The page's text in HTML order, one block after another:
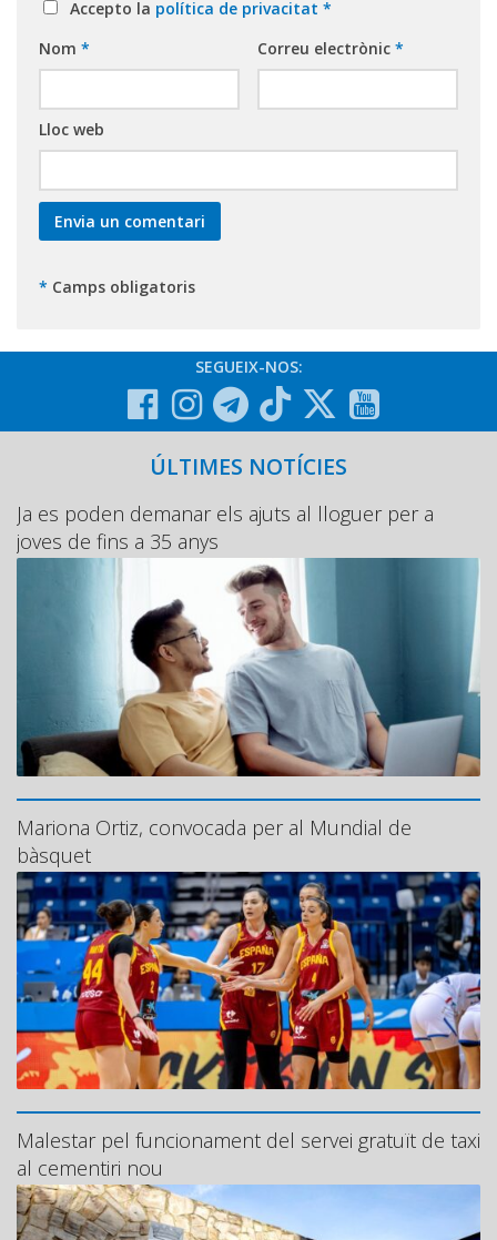
Accepto la política de privacitat *
Nom * Correu electrònic *
Lloc web
* Camps obligatoris
SEGUEIX-NOS:
ÚLTIMES NOTÍCIES
Ja es poden demanar els ajuts al lloguer per a
joves de fins a 35 anys
Mariona Ortiz, convocada per al Mundial de
bàsquet
Malestar pel funcionament del servei gratuït de taxi
al cementiri nou